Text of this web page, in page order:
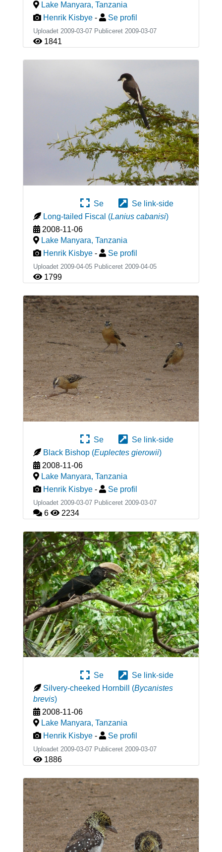
Lake Manyara, Tanzania
Henrik Kisbye - Se profil
Uploadet 2009-03-07 Publiceret 2009-03-07
1841
Se
Se link-side
Long-tailed Fiscal (Lanius cabanisi)
2008-11-06
Lake Manyara, Tanzania
Henrik Kisbye - Se profil
Uploadet 2009-04-05 Publiceret 2009-04-05
1799
Se
Se link-side
Black Bishop (Euplectes gierowii)
2008-11-06
Lake Manyara, Tanzania
Henrik Kisbye - Se profil
Uploadet 2009-03-07 Publiceret 2009-03-07
6 2234
Se
Se link-side
Silvery-cheeked Hornbill
(Bycanistes
brevis)
2008-11-06
Lake Manyara, Tanzania
Henrik Kisbye - Se profil
Uploadet 2009-03-07 Publiceret 2009-03-07
1886